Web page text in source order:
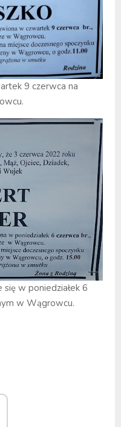
9 czerwca na
w poniedziałek 6
w Wągrowcu.